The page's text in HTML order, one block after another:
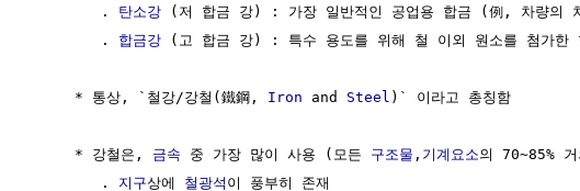
        .
탄소강 (저 합금 강) : 가장 일반적인 공업용 합금 (例, 차량의
        .
합금강 (고 합금 강) : 특수 용도를 위해 철 이외 원소를 첨가한
     * 통상, `철강/강철(鐵鋼,
Iron and Steel )` 이라고 총칭함
     * 강철은,
금속 중 가장 많이 사용 (모든 구조물 , 기계요소의 70~85%
        .
지구상에 철광석 이 풍부히 존재